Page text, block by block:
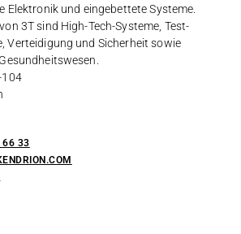
Elektronik und eingebettete Systeme.
3T sind High-Tech-Systeme, Test-
Verteidigung und Sicherheit sowie
104
66 33